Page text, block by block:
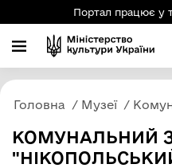
Портал працює у
Головна Музеї
КОМУНАЛЬНИЙ